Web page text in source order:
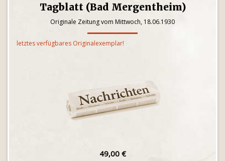
Tagblatt (Bad Mergentheim)
Originale Zeitung vom Mittwoch, 18.06.1930
letztes verfügbares Originalexemplar!
49,00 €